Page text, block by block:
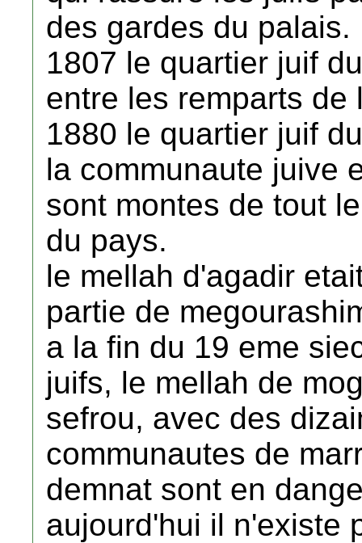
des gardes du palais.
1807 le quartier juif
entre les remparts de
1880 le quartier juif
la communaute juive
sont montes de tout
du pays.
le mellah d'agadir
partie de
a la fin du 19 eme
juifs, le mellah de
sefrou, avec des
communautes de
demnat sont en
aujourd'hui il n'existe